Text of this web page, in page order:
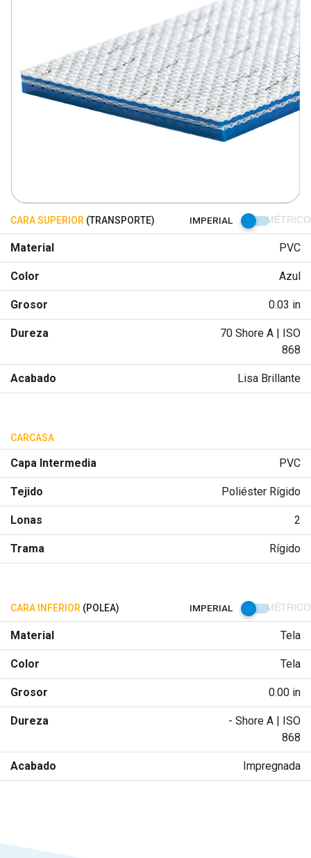
CARA SUPERIOR (TRANSPORTE) IMPERIAL MÉTRICO
Material PVC
Color Azul
Grosor 0.03 in
Dureza
70 Shore A | ISO
868
Acabado Lisa Brillante
CARCASA
Capa Intermedia PVC
Tejido Poliéster Rígido
Lonas 2
Trama Rígido
CARA INFERIOR (POLEA) IMPERIAL MÉTRICO
Material Tela
Color Tela
Grosor 0.00 in
Dureza
- Shore A | ISO
868
Acabado Impregnada